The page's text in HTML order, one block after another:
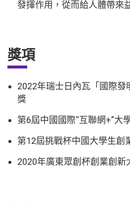
發揮作用，從而給人體帶來
獎項
2022年瑞士日內瓦「國際發
獎
第6屆中國國際“互聯網+”大
第12屆挑戰杯中國大學生創
2020年廣東眾創杯創業創新